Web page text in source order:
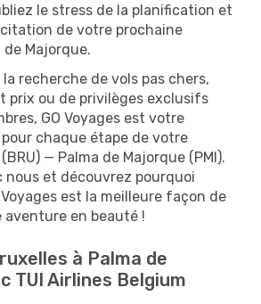
le stress de la planification et
de votre prochaine
Majorque.
la recherche de vols pas chers,
prix ou de privilèges exclusifs
GO Voyages est votre
chaque étape de votre
— Palma de Majorque (PMI).
nous et découvrez pourquoi
est la meilleure façon de
en beauté !
à Palma de
TUI Airlines Belgium